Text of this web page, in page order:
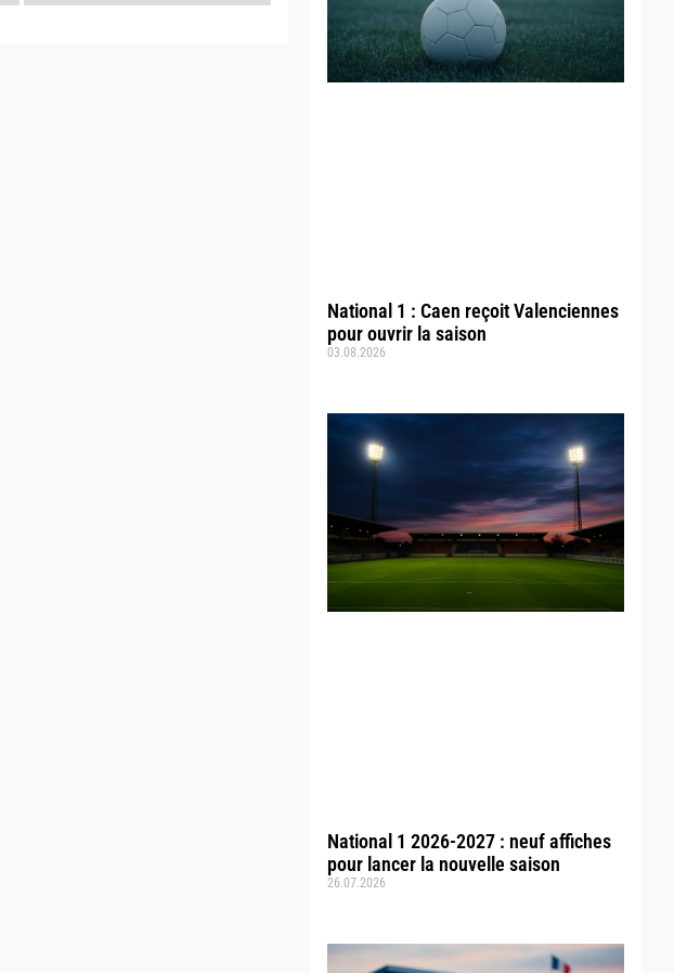
National 1 : Caen reçoit Valenciennes
pour ouvrir la saison
03.08.2026
National 1 2026-2027 : neuf affiches
pour lancer la nouvelle saison
26.07.2026